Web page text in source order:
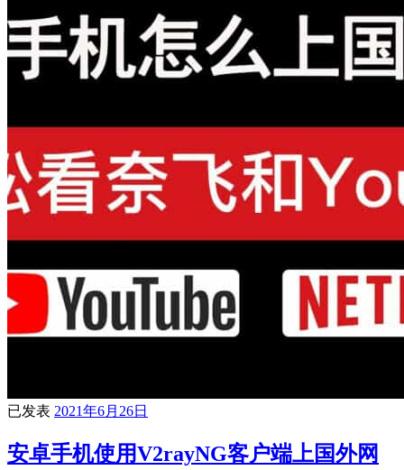
已发表 2021年6月26日
安卓手机使用V2rayNG客户端上国外网